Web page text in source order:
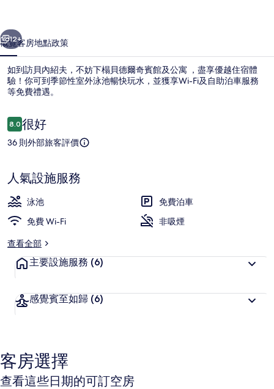
公
寓
相
片
集
個 下一個
12+
概覽客房地點政策
如到訪貝內紹夫，不妨下榻貝德爾奇賓館及公寓 ，盡享優越住宿體
驗！你可到季節性室外泳池暢快玩水，並獲享Wi-Fi及自助泊車服務
等免費禮遇。
評
價
8.08.0 分，滿分 10 分，
很好
36 則外部旅客評價
人氣設施服務
泳池
免費泊車
免費 Wi-Fi
非吸煙
查看全部
主要設施服務 (6)
感覺賓至如歸 (6)
客房選擇
查看這些日期的可訂空房